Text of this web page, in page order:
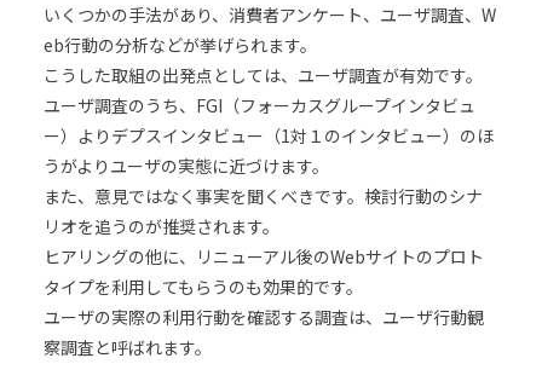
いくつかの手法があり、消費者アンケート、ユーザ調査、W
eb行動の分析などが挙げられます。
こうした取組の出発点としては、ユーザ調査が有効です。
ユーザ調査のうち、FGI（フォーカスグループインタビュ
ー）よりデプスインタビュー（1対１のインタビュー）のほ
うがよりユーザの実態に近づけます。
また、意見ではなく事実を聞くべきです。検討行動のシナ
リオを追うのが推奨されます。
ヒアリングの他に、リニューアル後のWebサイトのプロト
タイプを利用してもらうのも効果的です。
ユーザの実際の利用行動を確認する調査は、ユーザ行動観
察調査と呼ばれます。